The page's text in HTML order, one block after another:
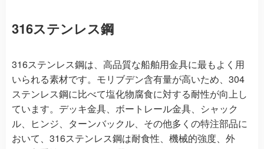
316ステンレス鋼
316ステンレス鋼は、高品質な船舶用金具に最もよく用
いられる素材です。モリブデン含有量が高いため、304
ステンレス鋼に比べて塩化物腐食に対する耐性が向上し
ています。デッキ金具、ボートレール金具、シャック
ル、ヒンジ、ターンバックル、その他多くの特注部品に
おいて、316ステンレス鋼は耐食性、機械的強度、外